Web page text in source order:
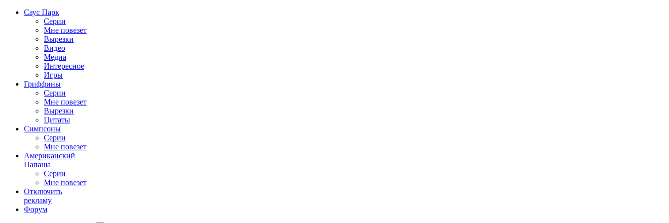
Саус Парк
Серии
Мне повезет
Вырезки
Видео
Медиа
Интересное
Игры
Гриффины
Серии
Мне повезет
Вырезки
Цитаты
Симпсоны
Серии
Мне повезет
Американский
Папаша
Серии
Мне повезет
Отключить
рекламу
Форум